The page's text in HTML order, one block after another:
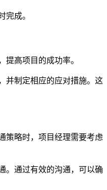
完成。
高项目的成功率。
并制定相应的应对措施。这
策略时，项目经理需要考虑
。通过有效的沟通，可以确